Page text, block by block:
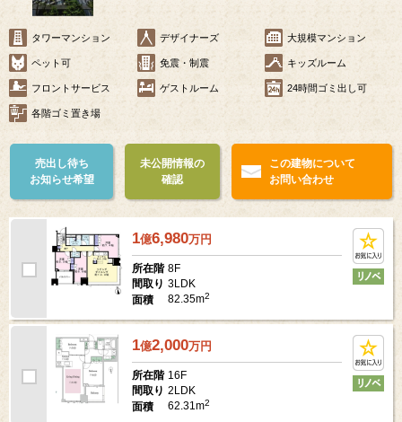
タワーマンション デザイナーズ 大規模マンション
ペット可 免震・制震 キッズルーム
フロントサービス ゲストルーム 24時間ゴミ出し可
各階ゴミ置き場
売出し待ち
お知らせ希望
未公開情報の
確認
この建物について
お問い合わせ
1億6,980万円
所在階 8F
間取り 3LDK
面積
82.35m2
1億2,000万円
所在階 16F
間取り 2LDK
面積
62.31m2